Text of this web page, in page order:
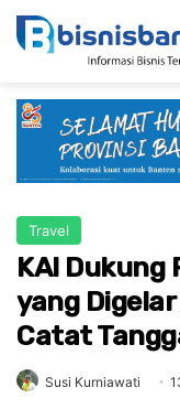
Travel
KAI Dukung
yang
Catat
Susi Kurniawati